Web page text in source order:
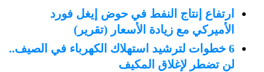
ارتفاع إنتاج النفط في حوض إيغل فورد
الأميركي مع زيادة الأسعار (تقرير)
6 خطوات لترشيد استهلاك الكهرباء في الصيف..
لن تضطر لإغلاق المكيف